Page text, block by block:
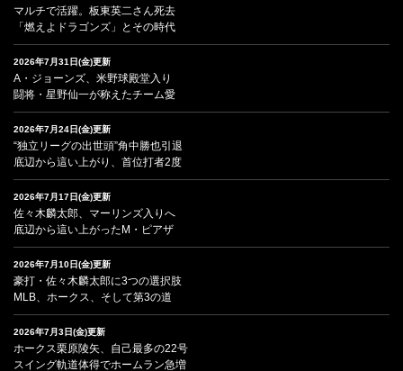
マルチで活躍。板東英二さん死去
「燃えよドラゴンズ」とその時代
2026年7月31日(金)更新
A・ジョーンズ、米野球殿堂入り
闘将・星野仙一が称えたチーム愛
2026年7月24日(金)更新
“独立リーグの出世頭”角中勝也引退
底辺から這い上がり、首位打者2度
2026年7月17日(金)更新
佐々木麟太郎、マーリンズ入りへ
底辺から這い上がったM・ピアザ
2026年7月10日(金)更新
豪打・佐々木麟太郎に3つの選択肢
MLB、ホークス、そして第3の道
2026年7月3日(金)更新
ホークス栗原陵矢、自己最多の22号
スイング軌道体得でホームラン急増